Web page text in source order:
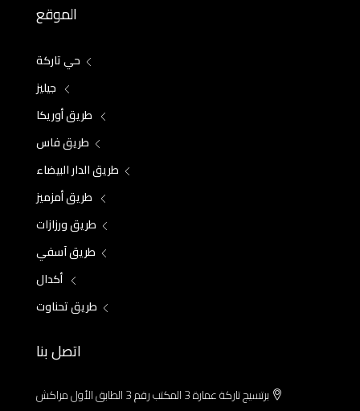
الموقع
حي تاركة
جيليز
طريق أوريكا
طريق فاس
طريق الدار البيضاء
طريق أمزميز
طريق ورزازات
طريق آسفي
أكدال
طريق تحناوت
اتصل بنا
برتسيج تاركة عمارة 3 المكتب رقم 3 الطابق الأول مراكش